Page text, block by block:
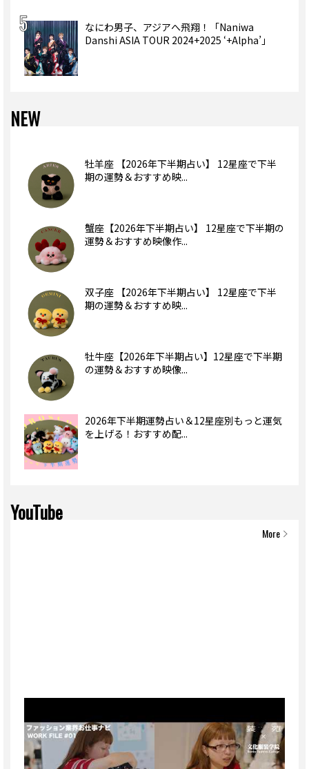
なにわ男子、アジアへ飛翔！「Naniwa
Danshi ASIA TOUR 2024+2025 ‘+Alpha’」
NEW
牡羊座 【2026年下半期占い】 12星座で下半
期の運勢＆おすすめ映...
蟹座【2026年下半期占い】 12星座で下半期の
運勢＆おすすめ映像作...
双子座 【2026年下半期占い】 12星座で下半
期の運勢＆おすすめ映...
牡牛座【2026年下半期占い】12星座で下半期
の運勢＆おすすめ映像...
2026年下半期運勢占い＆12星座別もっと運気
を上げる！おすすめ配...
YouTube
More